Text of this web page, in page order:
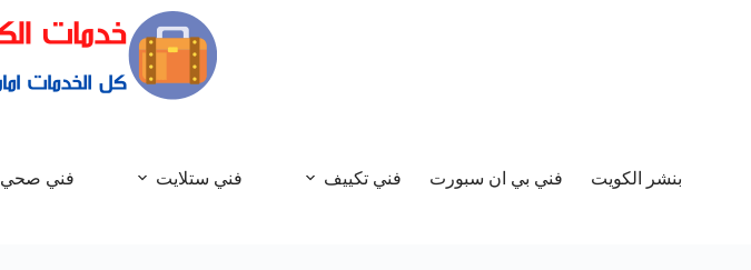
بنشر الكويت فني بي ان سبورت فني تكييف فني ستلايت فني صحي